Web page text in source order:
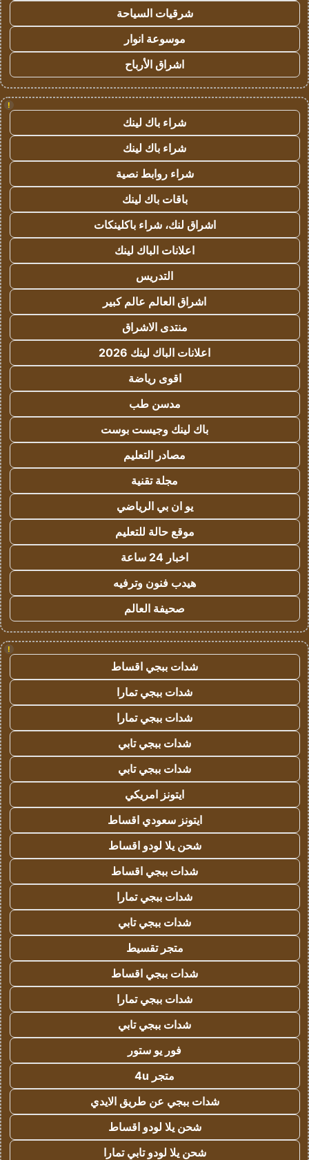
شرقيات السياحة
موسوعة انوار
اشراق الأرباح
!
شراء باك لينك
شراء باك لينك
شراء روابط نصية
باقات باك لينك
اشراق لنك، شراء باكلينكات
اعلانات الباك لينك
التدريس
اشراق العالم عالم كبير
منتدى الاشراق
اعلانات الباك لينك 2026
اقوى رياضة
مدسن طب
باك لينك وجيست بوست
مصادر التعليم
مجلة تقنية
يو ان بي الرياضي
موقع حالة للتعليم
اخبار 24 ساعة
هيدب فنون وترفيه
صحيفة العالم
!
شدات ببجي اقساط
شدات ببجي تمارا
شدات ببجي تمارا
شدات ببجي تابي
شدات ببجي تابي
ايتونز امريكي
ايتونز سعودي اقساط
شحن يلا لودو اقساط
شدات ببجي اقساط
شدات ببجي تمارا
شدات ببجي تابي
متجر تقسيط
شدات ببجي اقساط
شدات ببجي تمارا
شدات ببجي تابي
فور يو ستور
متجر 4u
شدات ببجي عن طريق الايدي
شحن يلا لودو اقساط
شحن يلا لودو تابي تمارا